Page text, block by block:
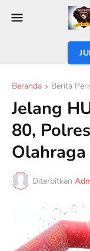
Beranda Berita
Jelang
80,
Olahraga
Diterbitkan